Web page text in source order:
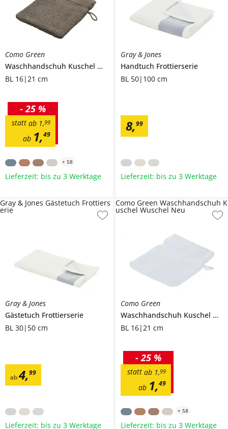
Como Green
Waschhandschuh Kuschel Wuschel Neu
BL 16|21 cm
ab 1,49
ab 1,99
statt
- 25 %
+ 58
Lieferzeit: bis zu 3 Werktage
Gray & Jones
Handtuch Frottierserie
BL 50|100 cm
8,99
Lieferzeit: bis zu 3 Werktage
Gray & Jones
Gästetuch Frottierserie
BL 30|50 cm
ab4,99
Gray & Jones Gästetuch Frottiers
erie
Lieferzeit: bis zu 3 Werktage
Como Green
Waschhandschuh Kuschel Wuschel Neu
BL 16|21 cm
ab 1,49
ab 1,99
statt
- 25 %
Como Green Waschhandschuh K
uschel Wuschel Neu
+ 58
Lieferzeit: bis zu 3 Werktage